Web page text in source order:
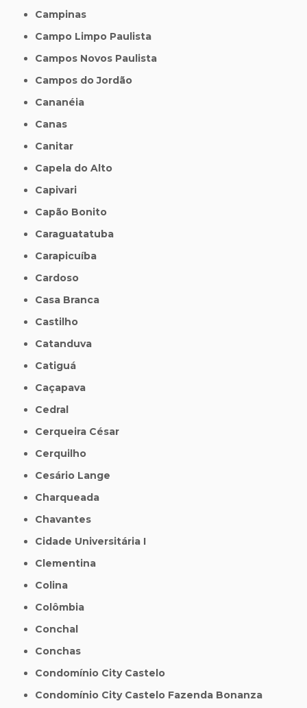
Campinas
Campo Limpo Paulista
Campos Novos Paulista
Campos do Jordão
Cananéia
Canas
Canitar
Capela do Alto
Capivari
Capão Bonito
Caraguatatuba
Carapicuíba
Cardoso
Casa Branca
Castilho
Catanduva
Catiguá
Caçapava
Cedral
Cerqueira César
Cerquilho
Cesário Lange
Charqueada
Chavantes
Cidade Universitária I
Clementina
Colina
Colômbia
Conchal
Conchas
Condomínio City Castelo
Condomínio City Castelo Fazenda Bonanza